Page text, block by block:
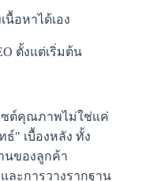
นื้อหาได้เอง
ตั้งแต่เริ่มต้น
ไซต์คุณภาพไม่ใช่แค่
" เบื้องหลัง ทั้ง
นของลูกค้า
ละการวางรากฐาน